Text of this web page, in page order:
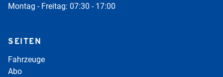
Montag - Freitag: 07:30 - 17:00
SEITEN
Fahrzeuge
Abo